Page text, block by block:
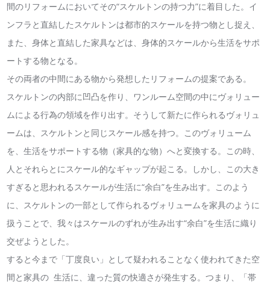
間のリフォームにおいてその“スケルトンの持つ力”に着目した。イ
ンフラと直結したスケルトンは都市的スケールを持つ物とし捉え、
また、身体と直結した家具などは、身体的スケールから生活をサポ
ートする物となる。
その両者の中間にある物から発想したリフォームの提案である。
スケルトンの内部に凹凸を作り、ワンルーム空間の中にヴォリュー
ムによる行為の領域を作り出す。そうして新たに作られるヴォリュ
ームは、スケルトンと同じスケール感を持つ。このヴォリューム
を、生活をサポートする物（家具的な物）へと変換する。この時、
人とそれらとにスケール的なギャップが起こる。しかし、この大き
すぎると思われるスケールが生活に“余白”を生み出す。このよう
に、スケルトンの一部として作られるヴォリュームを家具のように
扱うことで、我々はスケールのずれが生み出す“余白”を生活に織り
交ぜようとした。
すると今まで「丁度良い」として疑われることなく使われてきた空
間と家具の 生活に、違った質の快適さが発生する。つまり、「帯